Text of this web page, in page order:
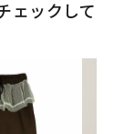
ェックして